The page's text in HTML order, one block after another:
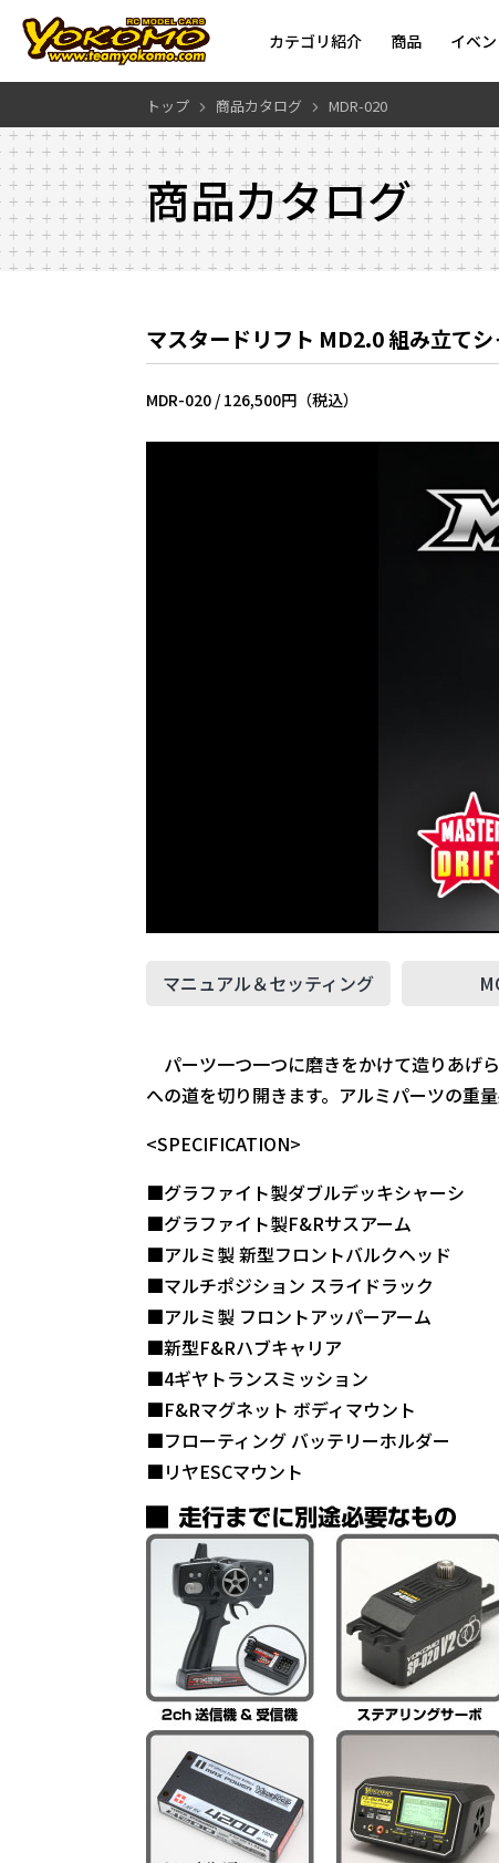
カテゴリ紹介 商品 イベ
トップ 商品カタログ MDR-020
商品カタログ
マスタードリフト MD2.0 組み立て
MDR-020 / 126,500円（税込）
マニュアル＆セッティング
パーツ一つ一つに磨きをかけて造りあげ
への道を切り開きます。アルミパーツの重
<SPECIFICATION>
■グラファイト製ダブルデッキシャーシ
■グラファイト製F&Rサスアーム
■アルミ製 新型フロントバルクヘッド
■マルチポジション スライドラック
■アルミ製 フロントアッパーアーム
■新型F&Rハブキャリア
■4ギヤトランスミッション
■F&Rマグネット ボディマウント
■フローティング バッテリーホルダー
■リヤESCマウント